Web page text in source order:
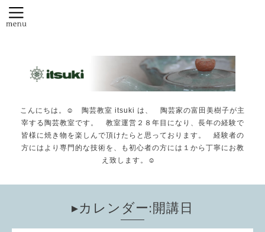
こんにちは。☺️ 陶芸教室 itsuki は、 陶芸家の富田美樹子が主
宰する陶芸教室です。 教室運営２８年目になり、長年の経験で
皆様に焼き物を楽しんで頂けたらと思っております。 経験者の
方にはより専門的な技術を、も初心者の方には１から丁寧にお教
え致します。☺️
▸カレンダー:開講日